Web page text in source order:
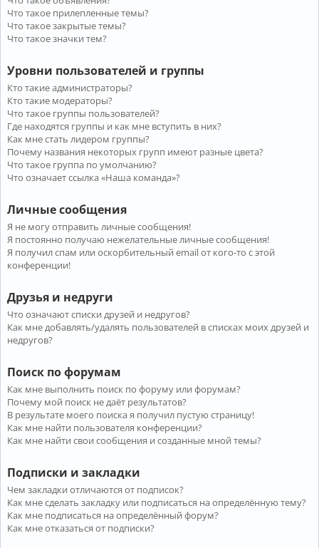
Что такое прилепленные темы?
Что такое закрытые темы?
Что такое значки тем?
Уровни пользователей и группы
Кто такие администраторы?
Кто такие модераторы?
Что такое группы пользователей?
Где находятся группы и как мне вступить в них?
Как мне стать лидером группы?
Почему названия некоторых групп имеют разные цвета?
Что такое группа по умолчанию?
Что означает ссылка «Наша команда»?
Личные сообщения
Я не могу отправить личные сообщения!
Я постоянно получаю нежелательные личные сообщения!
Я получил спам или оскорбительный email от кого-то с этой
конференции!
Друзья и недруги
Что означают списки друзей и недругов?
Как мне добавлять/удалять пользователей в списках моих друзей и
недругов?
Поиск по форумам
Как мне выполнить поиск по форуму или форумам?
Почему мой поиск не даёт результатов?
В результате моего поиска я получил пустую страницу!
Как мне найти пользователя конференции?
Как мне найти свои сообщения и созданные мной темы?
Подписки и закладки
Чем закладки отличаются от подписок?
Как мне сделать закладку или подписаться на определённую тему?
Как мне подписаться на определённый форум?
Как мне отказаться от подписки?